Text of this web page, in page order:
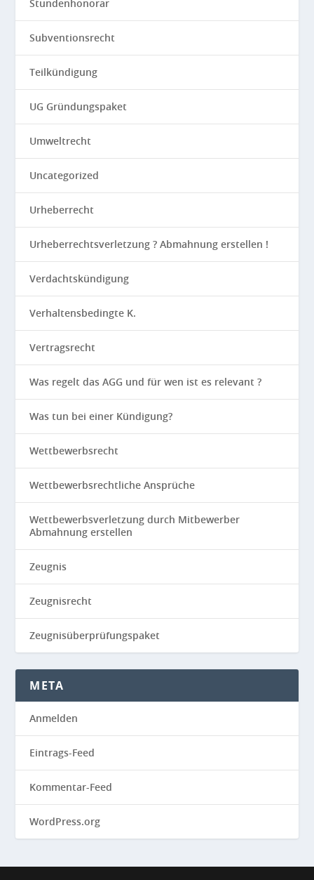
Stundenhonorar
Subventionsrecht
Teilkündigung
UG Gründungspaket
Umweltrecht
Uncategorized
Urheberrecht
Urheberrechtsverletzung ? Abmahnung erstellen !
Verdachtskündigung
Verhaltensbedingte K.
Vertragsrecht
Was regelt das AGG und für wen ist es relevant ?
Was tun bei einer Kündigung?
Wettbewerbsrecht
Wettbewerbsrechtliche Ansprüche
Wettbewerbsverletzung durch Mitbewerber
Abmahnung erstellen
Zeugnis
Zeugnisrecht
Zeugnisüberprüfungspaket
META
Anmelden
Eintrags-Feed
Kommentar-Feed
WordPress.org